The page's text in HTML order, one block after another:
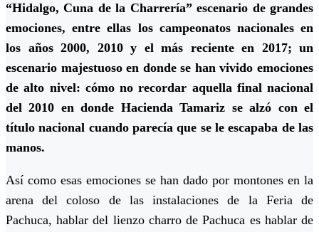
“Hidalgo, Cuna de la Charrería” escenario de grandes
emociones, entre ellas los campeonatos nacionales en
los años 2000, 2010 y el más reciente en 2017; un
escenario majestuoso en donde se han vivido emociones
de alto nivel: cómo no recordar aquella final nacional
del 2010 en donde Hacienda Tamariz se alzó con el
título nacional cuando parecía que se le escapaba de las
manos.
Así como esas emociones se han dado por montones en la
arena del coloso de las instalaciones de la Feria de
Pachuca, hablar del lienzo charro de Pachuca es hablar de